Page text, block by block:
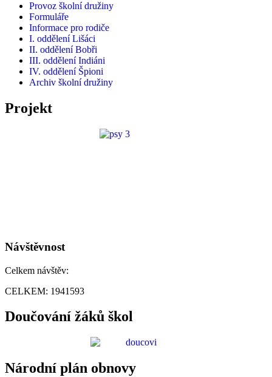
Provoz školní družiny
Formuláře
Informace pro rodiče
I. oddělení Lišáci
II. oddělení Bobři
III. oddělení Indiáni
IV. oddělení Špioni
Archiv školní družiny
Projekt
Návštěvnost
Celkem návštěv:
CELKEM: 1941593
Doučování žáků škol
Národní plán obnovy